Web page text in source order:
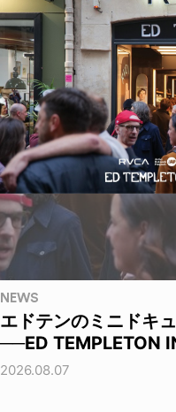
NEWS
エドテンのミニドキ
──ED TEMPLETON
2026.08.07